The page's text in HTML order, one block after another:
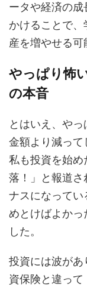
ータや経済の成
かけることで
産を増やせる可
やっぱり怖
の本音
とはいえ、や
金額より減って
私も投資を始め
落！」と報道さ
ナスになって
めとけばよか
した。
投資には波が
資保険と違って